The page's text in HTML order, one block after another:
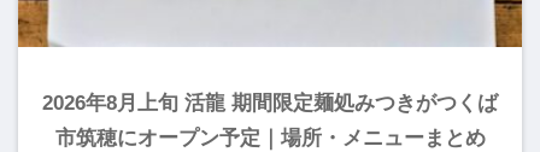
2026年8月上旬 活龍 期間限定麺処みつきがつくば
市筑穂にオープン予定｜場所・メニューまとめ